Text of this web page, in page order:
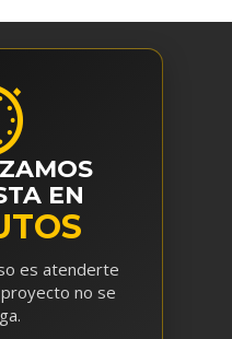
EN
es atenderte
no se